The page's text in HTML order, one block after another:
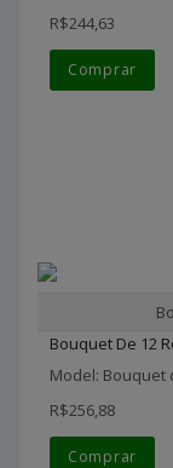
R$244,63
Comprar
Bouquet De 12
Model: Bouquet
R$256,88
Comprar